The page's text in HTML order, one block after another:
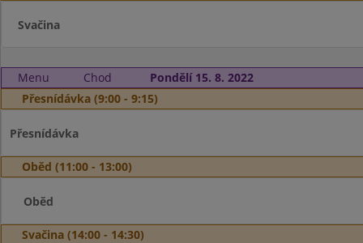
Svačina
Menu Chod
Pondělí 15. 8. 2022
Přesnídávka (9:00 - 9:15)
Přesnídávka
Oběd (11:00 - 13:00)
Oběd
Svačina (14:00 - 14:30)